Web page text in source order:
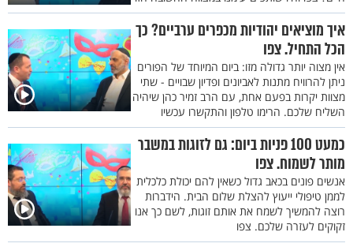
איך מוציאים יהודיות מכפרים ערביים? כך
הכל התחיל. צפו
אין מצוה יותר גדולה מזו: ביום המיוחד של הפורים
ניתן להרוויח מתנות לאביונים ופדיון שבויים - שתי
מצוות יקרות בפעם אחת, עם הרב זמיר כהן שיהיה
השליח שלכם. הרימו טלפון והתקשרו עכשיו
כמעט 100 פניות ביום: גם לזוגות במשבר
מותר לשמוח. צפו
אנשים פונים בכאב גדול כשאין להם יכולת כלכלית
לממן טיפולי ייעוץ להצלת שלום הבית. הידברות
רוצה להמשיך לשמח את אותם זוגות, לשם כך אנו
זקוקים לעזרה שלכם. צפו